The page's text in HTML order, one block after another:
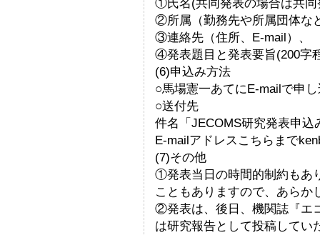
①氏名(共同発表の場合は共同
②所属（勤務先や所属団体な
③連絡先（住所、E-mail）、
④発表題目と発表要旨(200字
(6)申込み方法
○馬場憲一あてにE-mailで申
○送付先
件名「JECOMS研究発表申込
E-mailアドレスこちらまで
(7)その他
①発表当日の時間的制約もあ
こともありますので、あらか
②発表は、後日、機関誌『エ
は研究報告として投稿してい